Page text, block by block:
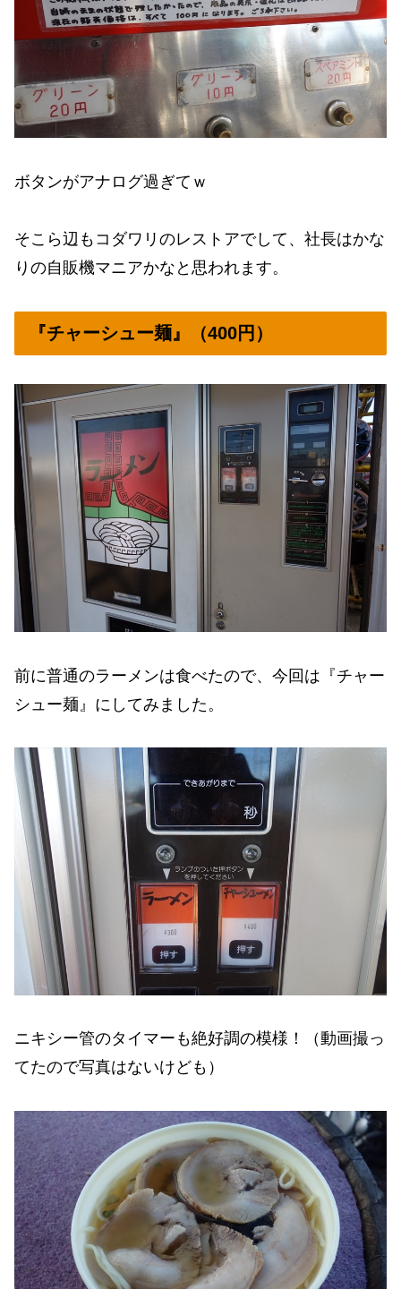
ボタンがアナログ過ぎてｗ
そこら辺もコダワリのレストアでして、社長はかな
りの自販機マニアかなと思われます。
『チャーシュー麺』（400円）
前に普通のラーメンは食べたので、今回は『チャー
シュー麺』にしてみました。
ニキシー管のタイマーも絶好調の模様！（動画撮っ
てたので写真はないけども）